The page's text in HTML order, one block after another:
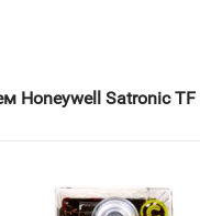
Honeywell Satronic TF